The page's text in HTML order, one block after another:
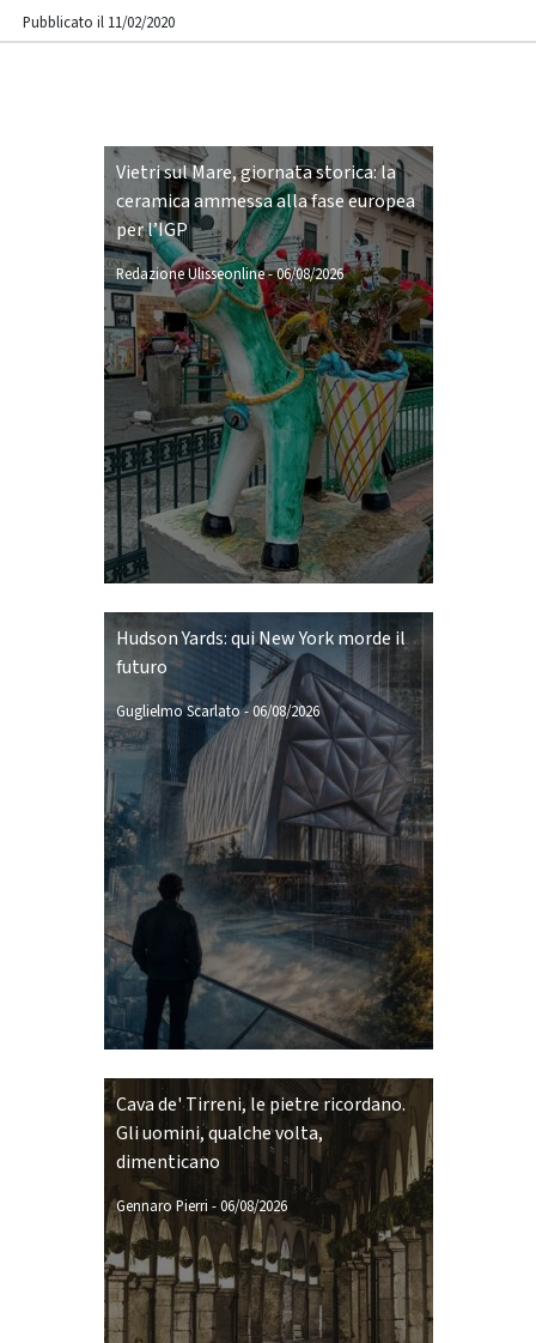
Pubblicato il 11/02/2020
Vietri sul Mare, giornata storica: la
ceramica ammessa alla fase europea
per l’IGP
Redazione Ulisseonline-06/08/2026
Hudson Yards: qui New York morde il
futuro
Guglielmo Scarlato-06/08/2026
Cava de' Tirreni, le pietre ricordano.
Gli uomini, qualche volta,
dimenticano
Gennaro Pierri -06/08/2026